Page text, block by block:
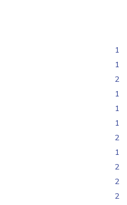
1
1
2
1
1
1
2
1
2
2
2